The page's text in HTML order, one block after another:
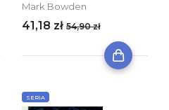
Mark Bowden
41,18 zł 54,90 zł
SERIA